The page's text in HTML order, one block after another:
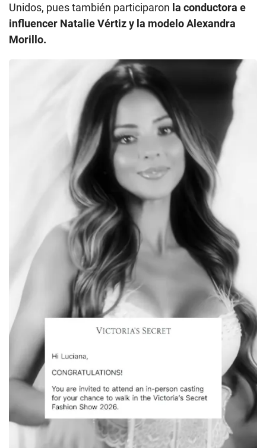
Unidos, pues también participaron la conductora e
influencer Natalie Vértiz y la modelo Alexandra
Morillo.